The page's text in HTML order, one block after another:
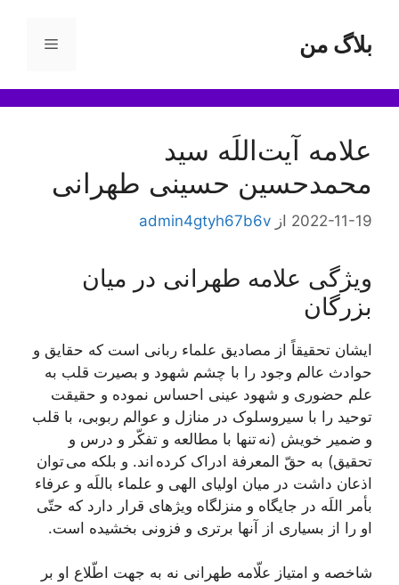
محتوابلاگ من فهرست
علامه آیت‌اللَه سید
محمدحسین حسینی طهرانی
2022-11-19 از admin4gtyh67b6v
ویژگی علامه طهرانی در میان
بزرگان
ایشان تحقيقاً از مصاديق علماء ربانی است كه حقایق و
حوادث عالم وجود را با چشم شهود و بصيرت قلب به
علم حضورى و شهود عينى احساس نموده و حقيقت
توحيد را با سیروسلوک در منازل و عوالم ربوبى، با قلب
و ضمير خويش (نه تنها با مطالعه و تفكّر و درس و
تحقيق) به حقّ المعرفة ادراک كرده اند. و بلكه می توان
اذعان داشت در ميان اولياى الهى و علماء باللَه و عرفاء
بأمر اللَه در جايگاه و منزلگاه ويژه‏اى قرار دارد كه حتّى
او را از بسيارى از آنها برترى و فزونى بخشيده است.
شاخصه و امتياز علّامه طهرانى نه به جهت اطّلاع او بر